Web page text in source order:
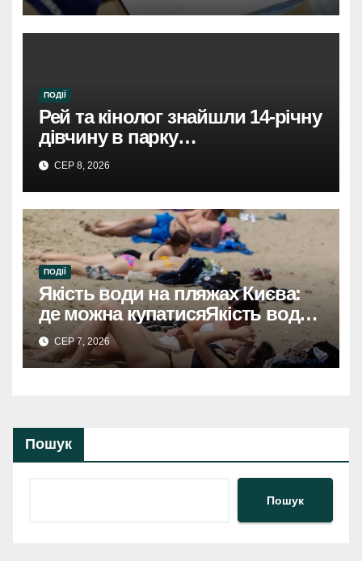
ПОДІЇ
Рей та кінолог знайшли 14-річну
дівчину в парку
Святошинського району.
СЕР 8, 2026
ПОДІЇ
Якість води на пляжах Києва:
де можна купатисяЯкість води
на пляжах Києва: безпечні
місця для купання.
СЕР 7, 2026
Пошук
Пошук